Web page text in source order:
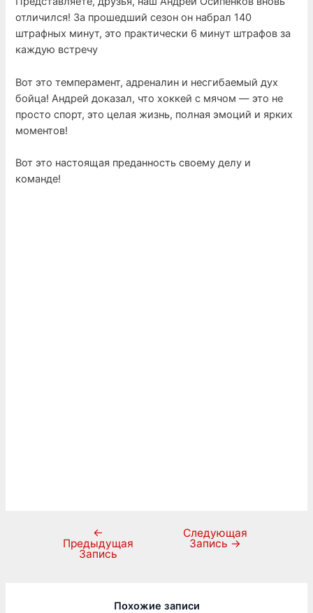
отличился! За прошедший сезон он набрал 140
штрафных минут, это практически 6 минут штрафов за
каждую встречу
Вот это темперамент, адреналин и несгибаемый дух
бойца! Андрей доказал, что хоккей с мячом — это не
просто спорт, это целая жизнь, полная эмоций и ярких
моментов!
Вот это настоящая преданность своему делу и
команде!
←
Предыдущая
Запись
Следующая
Запись →
Похожие записи